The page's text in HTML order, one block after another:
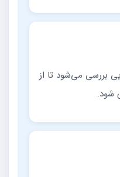
بررسی می‌شود تا از
شود.